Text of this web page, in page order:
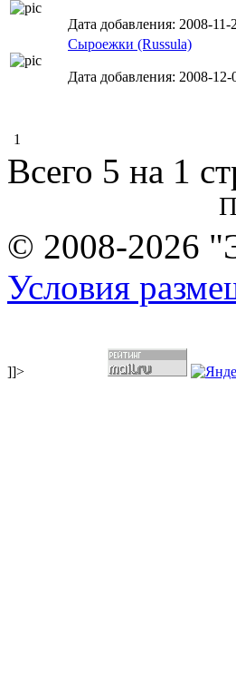
Дата добавления: 2008-
Сыроежки (Russula)
Дата добавления: 2008-
1
Всего 5 на 1
© 2008-2026
Условия
]]>